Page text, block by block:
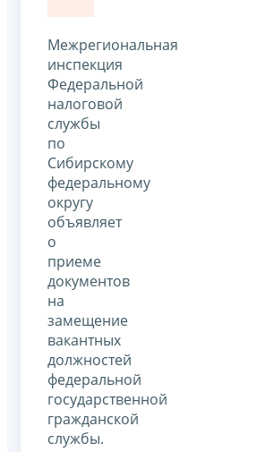
Межрегиональная
инспекция
Федеральной
налоговой
службы
по
Сибирскому
федеральному
округу
объявляет
о
приеме
документов
на
замещение
вакантных
должностей
федеральной
государственной
гражданской
службы.